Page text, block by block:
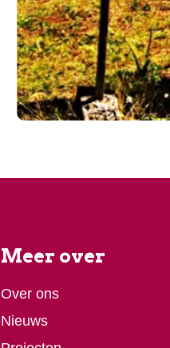
Meer over
Over ons
Nieuws